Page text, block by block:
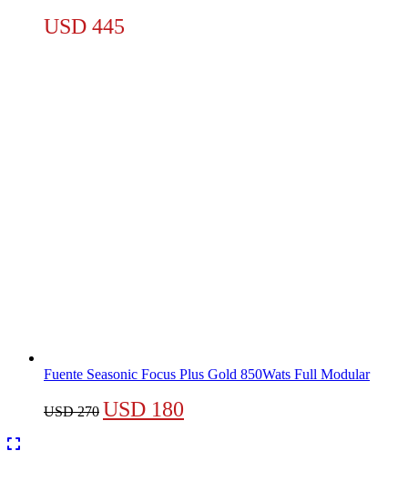
USD 445
Fuente Seasonic Focus Plus Gold 850Wats Full Modular
USD270 El
USD 180